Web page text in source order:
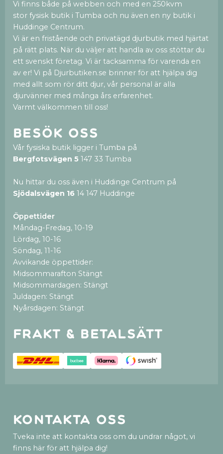
Vi finns både på webben och med en 250kvm
stor fysisk butik i Tumba och nu även en ny butik i
Huddinge Centrum.
Vi är en fristående och privatägd djurbutik med hjärtat
på rätt plats. När du väljer att handla av oss stöttar du
ett svenskt företag. Vi är tacksamma för varenda en
av er! Vi på Djurbutiken.se brinner för att hjälpa dig
med allt som rör ditt djur, vår personal är alla
djurvänner med många års erfarenhet.
Varmt välkommen till oss!
Besök oss
Vår fysiska butik ligger i Tumba på
Bergfotsvägen 5 147 33 Tumba
Nu hittar du oss även i Huddinge Centrum på
Sjödalsvägen 16 14 147 Huddinge
Öppettider
Måndag-Fredag, 10-19
Lördag, 10-16
Söndag, 11-16
Avvikande öppettider:
Midsommarafton Stängt
Midsommardagen: Stängt
Juldagen: Stängt
Nyårsdagen: Stängt
Frakt & betalsätt
Kontakta oss
Tveka inte att kontakta oss om du undrar något, vi
finns här för att hjälpa dig!